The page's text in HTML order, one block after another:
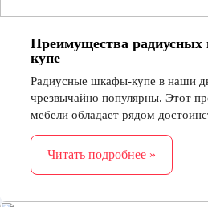
Преимущества
купе
Радиусные шкафы-купе в наши
чрезвычайно популярны. Этот
мебели обладает рядом
позволяют ему органично
тип интерьера и добавить
практичности
Читать подробнее »